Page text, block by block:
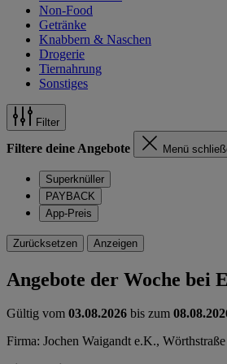
Non-Food
Getränke
Knabbern & Naschen
Drogerie
Tiernahrung
Sonstiges
Filter
Filtere deine Angebote Menü
Superknüller
PAYBACK
App-Preis
Zurücksetzen Anzeigen
Angebote der Woche bei
Gültig vom 03.08.2026 bis zum
Firma: Jochen Waigandt e.K.,